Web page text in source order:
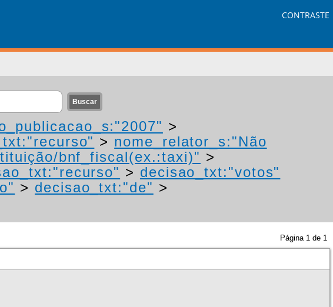
CONTRASTE
>
> nome_relator_s:"Não
bnf_fiscal(ex.:taxi)" >
> decisao_txt:"votos"
> decisao_txt:"de" >
Página 1 de 1